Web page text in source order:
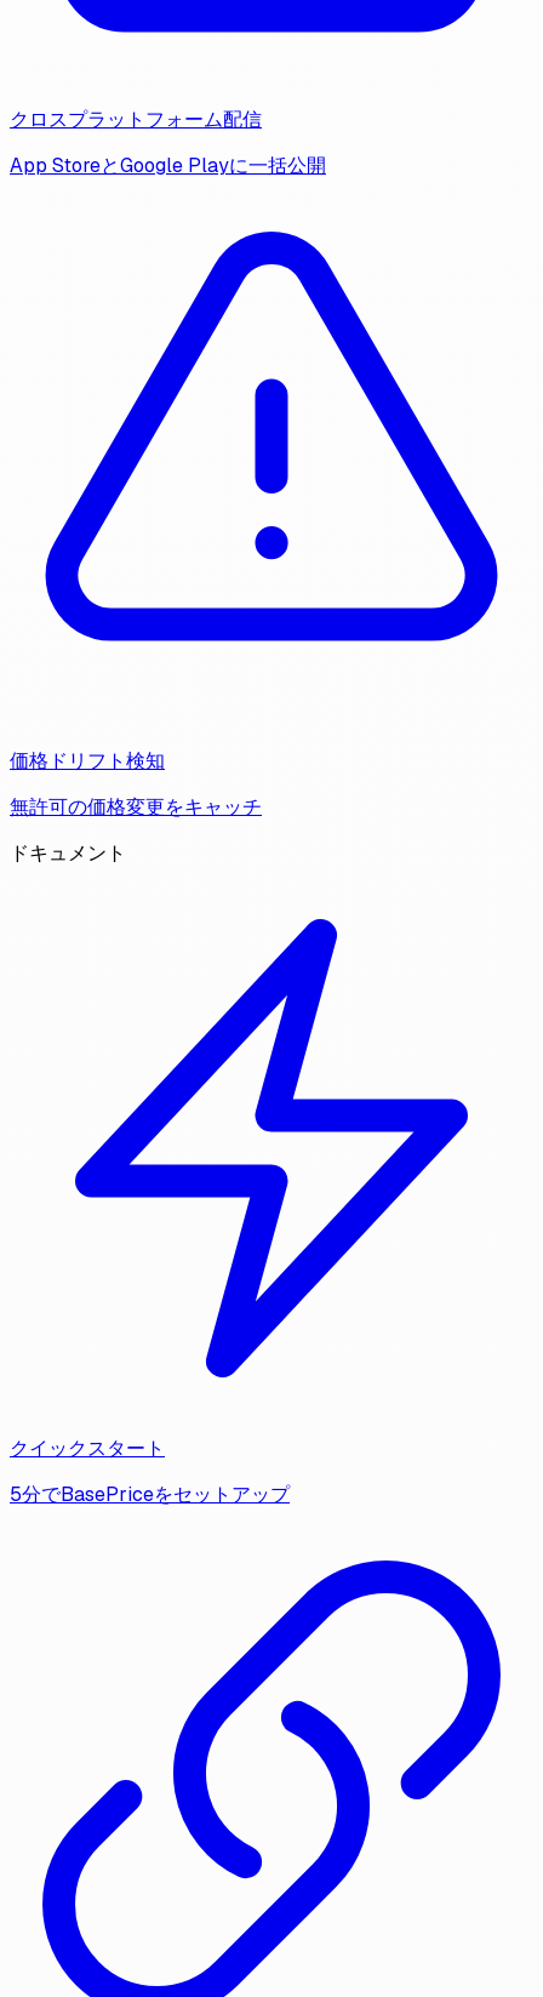
クロスプラットフォーム配信
App StoreとGoogle Playに一括公開
価格ドリフト検知
無許可の価格変更をキャッチ
ドキュメント
クイックスタート
5分でBasePriceをセットアップ